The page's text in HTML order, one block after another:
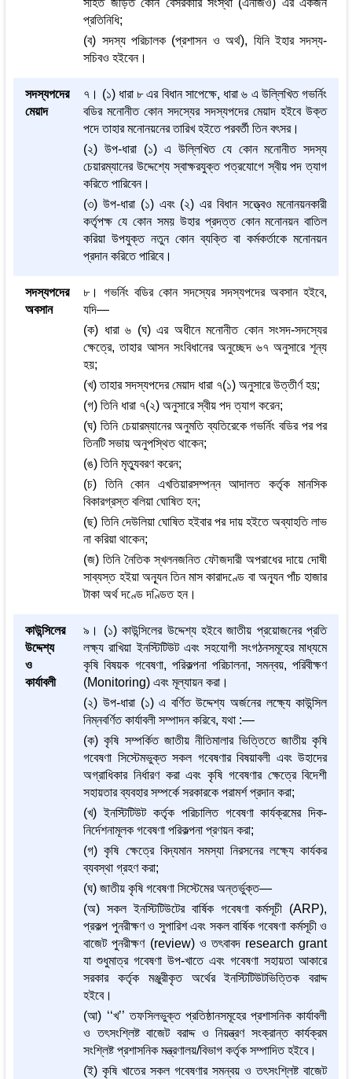
সহিত জড়িত কোন বেসরকারি সংস্থা (এনজিও) এর একজন
প্রতিনিধি;
(ব) সদস্য পরিচালক (প্রশাসন ও অর্থ), যিনি ইহার সদস্য-
সচিবও হইবেন।
সদস্যপদের
মেয়াদ
৭। (১) ধারা ৮ এর বিধান সাপেক্ষে, ধারা ৬ এ উল্লিখিত গভর্নিং
বডির মনোনীত কোন সদস্যের সদস্যপদের মেয়াদ হইবে উক্ত
পদে তাহার মনোনয়নের তারিখ হইতে পরবর্তী তিন বৎসর।
(২) উপ-ধারা (১) এ উল্লিখিত যে কোন মনোনীত সদস্য
চেয়ারম্যানের উদ্দেশ্যে স্বাক্ষরযুক্ত পত্রযোগে স্বীয় পদ ত্যাগ
করিতে পারিবেন।
(৩) উপ-ধারা (১) এবং (২) এর বিধান সত্ত্বেও মনোনয়নকারী
কর্তৃপক্ষ যে কোন সময় উহার প্রদত্ত কোন মনোনয়ন বাতিল
করিয়া উপযুক্ত নতুন কোন ব্যক্তি বা কর্মকর্তাকে মনোনয়ন
প্রদান করিতে পারিবে।
সদস্যপদের
অবসান
৮। গভর্নিং বডির কোন সদস্যের সদস্যপদের অবসান হইবে,
যদি—
(ক) ধারা ৬ (ঘ) এর অধীনে মনোনীত কোন সংসদ-সদস্যের
ক্ষেত্রে, তাহার আসন সংবিধানের অনুচ্ছেদ ৬৭ অনুসারে শূন্য
হয়;
(খ) তাহার সদস্যপদের মেয়াদ ধারা ৭(১) অনুসারে উত্তীর্ণ হয়;
(গ) তিনি ধারা ৭(২) অনুসারে স্বীয় পদ ত্যাগ করেন;
(ঘ) তিনি চেয়ারম্যানের অনুমতি ব্যতিরেকে গভর্নিং বডির পর পর
তিনটি সভায় অনুপস্থিত থাকেন;
(ঙ) তিনি মৃত্যুবরণ করেন;
(চ) তিনি কোন এখতিয়ারসম্পন্ন আদালত কর্তৃক মানসিক
বিকারগ্রস্ত বলিয়া ঘোষিত হন;
(ছ) তিনি দেউলিয়া ঘোষিত হইবার পর দায় হইতে অব্যাহতি লাভ
না করিয়া থাকেন;
(জ) তিনি নৈতিক স্খলনজনিত ফৌজদারী অপরাধের দায়ে দোষী
সাব্যস্ত হইয়া অন্যূন তিন মাস কারাদণ্ডে বা অন্যূন পাঁচ হাজার
টাকা অর্থ দণ্ডে দণ্ডিত হন।
কাউন্সিলের
উদ্দেশ্য
ও
কার্যাবলী
৯। (১) কাউন্সিলের উদ্দেশ্য হইবে জাতীয় প্রয়োজনের প্রতি
লক্ষ্য রাখিয়া ইনস্টিটিউট এবং সহযোগী সংগঠনসমূহের মাধ্যমে
কৃষি বিষয়ক গবেষণা, পরিকল্পনা পরিচালনা, সমন্বয়, পরিবীক্ষণ
(Monitoring) এবং মূল্যায়ন করা।
(২) উপ-ধারা (১) এ বর্ণিত উদ্দেশ্য অর্জনের লক্ষ্যে কাউন্সিল
নিম্নবর্ণিত কার্যাবলী সম্পাদন করিবে, যথা :—
(ক) কৃষি সম্পর্কিত জাতীয় নীতিমালার ভিত্তিতে জাতীয় কৃষি
গবেষণা সিস্টেমভুক্ত সকল গবেষণার বিষয়াবলী এবং উহাদের
অগ্রাধিকার নির্ধারণ করা এবং কৃষি গবেষণার ক্ষেত্রে বিদেশী
সহায়তার ব্যবহার সম্পর্কে সরকারকে পরামর্শ প্রদান করা;
(খ) ইনস্টিটিউট কর্তৃক পরিচালিত গবেষণা কার্যক্রমের দিক-
নির্দেশনামূলক গবেষণা পরিকল্পনা প্রণয়ন করা;
(গ) কৃষি ক্ষেত্রে বিদ্যমান সমস্যা নিরসনের লক্ষ্যে কার্যকর
ব্যবস্থা গ্রহণ করা;
(ঘ) জাতীয় কৃষি গবেষণা সিস্টেমের অন্তর্ভুক্ত—
(অ) সকল ইনস্টিটিউটের বার্ষিক গবেষণা কর্মসূচী (ARP),
প্রকল্প পুনরীক্ষণ ও সুপারিশ এবং সকল বার্ষিক গবেষণা কর্মসূচী ও
বাজেট পুনরীক্ষণ (review) ও তৎবাবদ research grant
যা শুধুমাত্র গবেষণা উপ-খাতে এবং গবেষণা সহায়তা আকারে
সরকার কর্তৃক মঞ্জুরীকৃত অর্থের ইনস্টিটিউটভিত্তিক বরাদ্দ
হইবে।
(আ) ‘‘খ’’ তফসিলভুক্ত প্রতিষ্ঠানসমূহের প্রশাসনিক কার্যাবলী
ও তৎসংশ্লিষ্ট বাজেট বরাদ্দ ও নিয়ন্ত্রণ সংক্রান্ত কার্যক্রম
সংশ্লিষ্ট প্রশাসনিক মন্ত্রণালয়/বিভাগ কর্তৃক সম্পাদিত হইবে।
(ই) কৃষি খাতের সকল গবেষণার সমন্বয় ও তৎসংশ্লিষ্ট বাজেট